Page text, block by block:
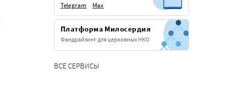
Telegram Max
Платформа Милосердия
Фандрайзинг для церковных НКО
ВСЕ СЕРВИСЫ